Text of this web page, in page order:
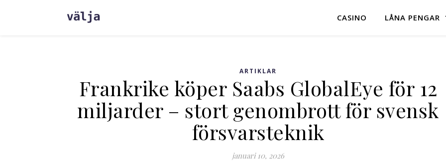
CASINO LÅNA PENGAR
ARTIKLAR
Frankrike köper Saabs GlobalEye för 12
miljarder – stort genombrott för svensk
försvarsteknik
januari 10, 2026